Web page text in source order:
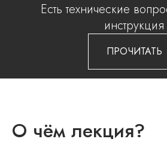
Есть технические
инструкция
ПРОЧИТАТЬ
О чём лекция?